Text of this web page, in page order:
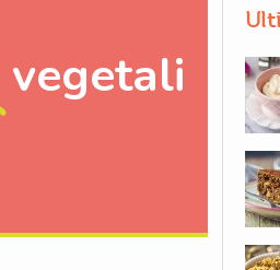
vegetali